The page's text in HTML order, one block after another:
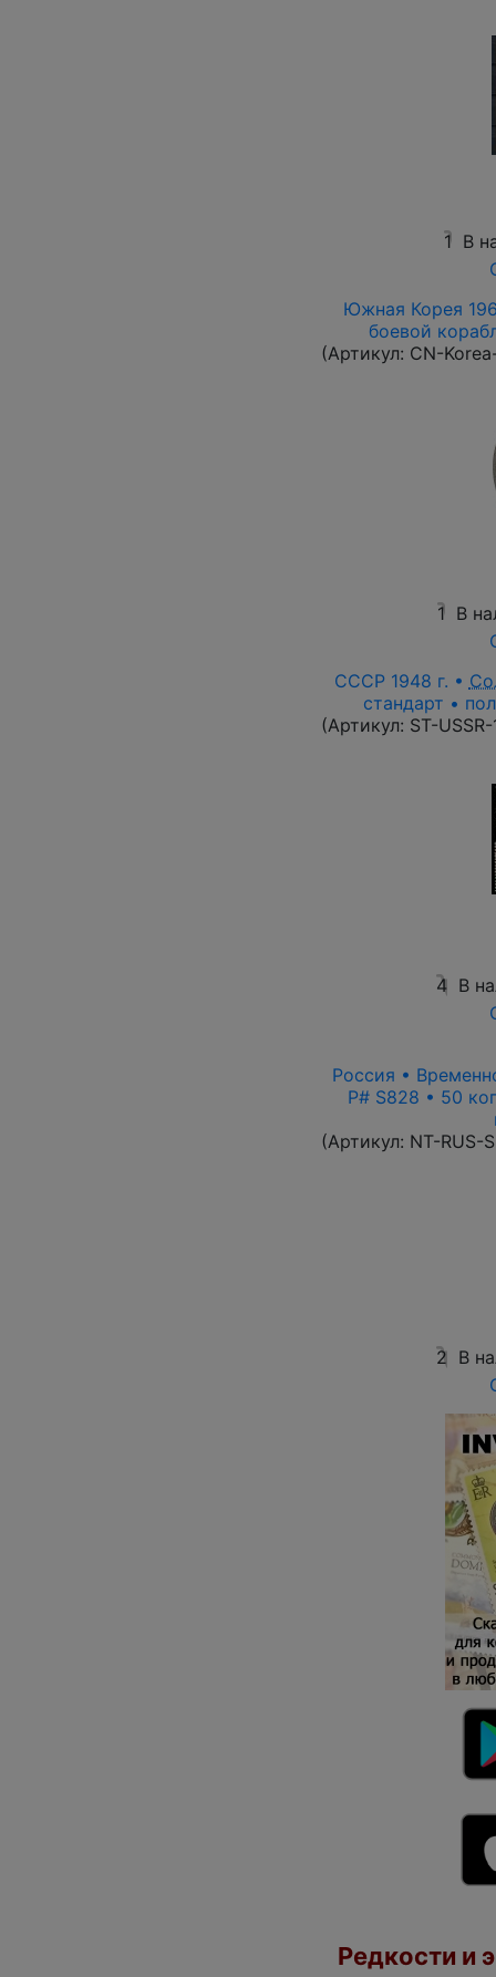
1 В
Южная Корея
боевой
(Артикул: CN-
1 В
СССР 1948 г. •
стандарт •
(Артикул: ST-
4 В
Россия •
P# S828 • 50
(Артикул: NT-RUS-
2 В
Редкости и